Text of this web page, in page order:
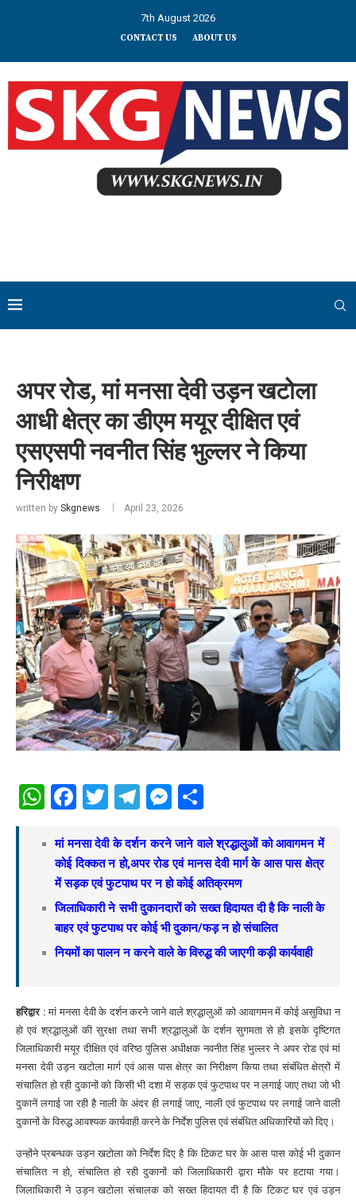
7th August 2026
CONTACT US ABOUT US
अपर रोड, मां मनसा देवी उड़न खटोला
आधी क्षेत्र का डीएम मयूर दीक्षित एवं
एसएसपी नवनीत सिंह भुल्लर ने किया
निरीक्षण
written by Skgnews April 23, 2026
WhatsApp
Facebook
Twitter
Telegram
Messenger
मां मनसा देवी के दर्शन करने जाने वाले श्रद्धालुओं को आवागमन में
कोई दिक्कत न हो,अपर रोड एवं मानस देवी मार्ग के आस पास क्षेत्र
में सड़क एवं फुटपाथ पर न हो कोई अतिक्रमण
जिलाधिकारी ने सभी दुकानदारों को सख्त हिदायत दी है कि नाली के
बाहर एवं फुटपाथ पर कोई भी दुकान/फड़ न हो संचालित
नियमों का पालन न करने वाले के विरुद्ध की जाएगी कड़ी कार्यवाही
हरिद्वार :मां मनसा देवी के दर्शन करने जाने वाले श्रद्धालुओं को आवागमन में कोई असुविधा न
हो एवं श्रद्धालुओं की सुरक्षा तथा सभी श्रद्धालुओं के दर्शन सुगमता से हो इसके दृष्टिगत
जिलाधिकारी मयूर दीक्षित एवं वरिष्ठ पुलिस अधीक्षक नवनीत सिंह भुल्लर ने अपर रोड एवं मां
मनसा देवी उड़न खटोला मार्ग एवं आस पास क्षेत्र का निरीक्षण किया तथा संबंधित क्षेत्रों में
संचालित हो रही दुकानों को किसी भी दशा में सड़क एवं फुटपाथ पर न लगाई जाए तथा जो भी
दुकानें लगाई जा रही है नाली के अंदर ही लगाई जाए, नाली एवं फुटपाथ पर लगाई जाने वाली
दुकानों के विरुद्ध आवश्यक कार्यवाही करने के निर्देश पुलिस एवं संबंधित अधिकारियों को दिए।
उन्होंने प्रबन्धक उड़न खटोला को निर्देश दिए है कि टिकट घर के आस पास कोई भी दुकान
संचालित न हो, संचालित हो रही दुकानों को जिलाधिकारी द्वारा मौके पर हटाया गया।
जिलाधिकारी ने उड़न खटोला संचालक को सख्त हिदायत दी है कि टिकट घर एवं उड़न